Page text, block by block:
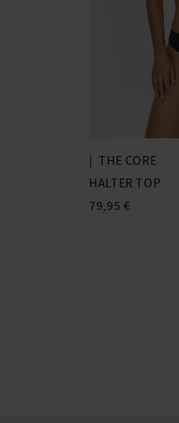
THE CORE
HALTER TOP
79,95 €